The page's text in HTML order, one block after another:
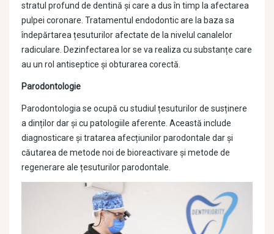
stratul profund de dentină și care a dus în timp la afectarea
pulpei coronare. Tratamentul endodontic are la baza sa
îndepărtarea țesuturilor afectate de la nivelul canalelor
radiculare. Dezinfectarea lor se va realiza cu substanțe care
au un rol antiseptice și obturarea corectă.
Parodontologie
Parodontologia se ocupă cu studiul țesuturilor de susținere
a dinților dar și cu patologiile aferente. Această include
diagnosticare și tratarea afecțiunilor parodontale dar și
căutarea de metode noi de bioreactivare și metode de
regenerare ale țesuturilor parodontale.